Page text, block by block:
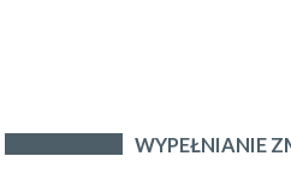
WYPEŁNIANIE